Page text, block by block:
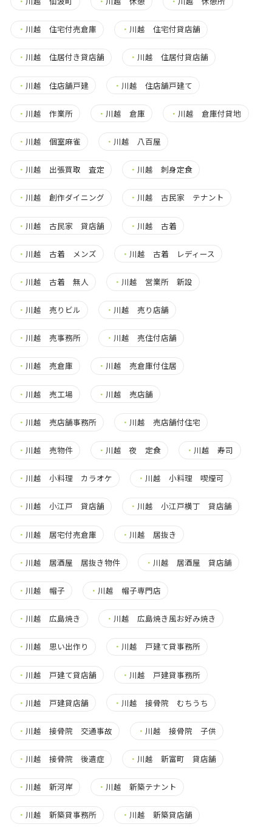
・ 川越 住宅付売倉庫 ・ 川越 住宅付貸店舗
・ 川越 住居付き貸店舗 ・ 川越 住居付貸店舗
・ 川越 住店舗戸建 ・ 川越 住店舗戸建て
・ 川越 作業所 ・ 川越 倉庫 ・ 川越 倉庫付貸地
・ 川越 個室麻雀 ・ 川越 八百屋
・ 川越 出張買取 査定 ・ 川越 刺身定食
・ 川越 創作ダイニング ・ 川越 古民家 テナント
・ 川越 古民家 貸店舗 ・ 川越 古着
・ 川越 古着 メンズ ・ 川越 古着 レディース
・ 川越 古着 無人 ・ 川越 営業所 新設
・ 川越 売りビル ・ 川越 売り店舗
・ 川越 売事務所 ・ 川越 売住付店舗
・ 川越 売倉庫 ・ 川越 売倉庫付住居
・ 川越 売工場 ・ 川越 売店舗
・ 川越 売店舗事務所 ・ 川越 売店舗付住宅
・ 川越 売物件 ・ 川越 夜 定食 ・ 川越 寿司
・ 川越 小料理 カラオケ ・ 川越 小料理 喫煙可
・ 川越 小江戸 貸店舗 ・ 川越 小江戸横丁 貸店舗
・ 川越 居宅付売倉庫 ・ 川越 居抜き
・ 川越 居酒屋 居抜き物件 ・ 川越 居酒屋 貸店舗
・ 川越 帽子 ・ 川越 帽子専門店
・ 川越 広島焼き ・ 川越 広島焼き風お好み焼き
・ 川越 思い出作り ・ 川越 戸建て貸事務所
・ 川越 戸建て貸店舗 ・ 川越 戸建貸事務所
・ 川越 戸建貸店舗 ・ 川越 接骨院 むちうち
・ 川越 接骨院 交通事故 ・ 川越 接骨院 子供
・ 川越 接骨院 後遺症 ・ 川越 新富町 貸店舗
・ 川越 新河岸 ・ 川越 新築テナント
・ 川越 新築貸事務所 ・ 川越 新築貸店舗